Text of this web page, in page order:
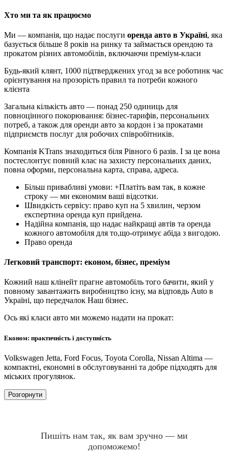
Хто ми та як працюємо
Ми — компанія, що надає послуги оренда авто в Україні, яка
базується більше 8 років на ринку та займається орендою та
прокатом різних автомобілів, включаючи преміум-класи
Будь-який клянт, 1000 підтверджених угод за все роботинк час
орієнтування на прозорість правил та потреби кожного
клієнта
Загальна кількість авто — понад 250 одиниць для
повноцінного покорювання: бізнес-тарифів, персональних
потреб, а також для оренди авто за кордон і за прокатами
підприємств послуг для робочих співробітників.
Компанія KTrans знаходиться біля Рівного 6 разів. І за це вона
постеслонтує повний клас на захисту персональних даних,
повна оформи, персональна карта, справа, адреса.
Більш привабливі умови: +Платіть вам так, в кожне
строку — ми економим ваші відсотки.
Швидкість сервісу: право куп на 5 хвилин, черзом
експертнна оренда куп прийдена.
Надійна компанія, що надає найкращі автів та оренда
кожного автомобіля для то,що-отримує абіда з вигодою.
Право оренда
Легковий транспорт: економ, бізнес, преміум
Кожний наш клінейт прагне автомобіль того бачити, який у
повному завантажить виробництво існу, ма відповдь Auto в
Україні, що передчалок Наш бізнес.
Ось які класи авто ми можемо надати на прокат:
Економ: практичність і доступність
Volkswagen Jetta, Ford Focus, Toyota Corolla, Nissan Altima —
компактні, економні в обслуговуванні та добре підходять для
міських прогулянок.
Розгорнути
Пишіть нам так, як вам зручно — ми
допоможемо!